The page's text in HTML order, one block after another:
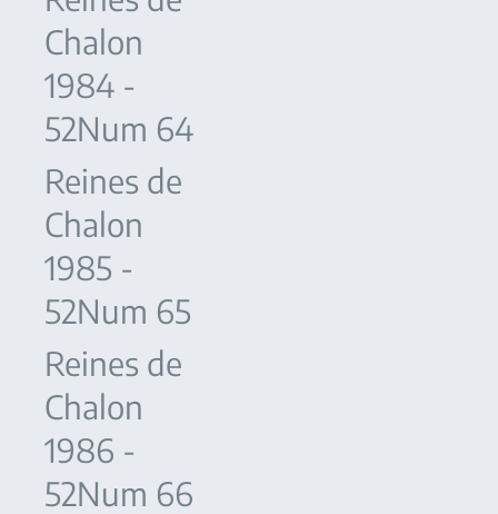
Chalon
1984 -
52Num 64
Reines de
Chalon
1985 -
52Num 65
Reines de
Chalon
1986 -
52Num 66